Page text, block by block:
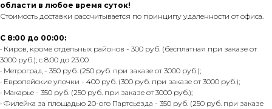
области в любое время суток!
Стоимость доставки рассчитывается по принципу удаленности от офиса.
С 8:00 до 00:00:
• Киров, кроме отдельных районов - 300 руб. (бесплатная при заказе от
3000 руб.); с 8:00 до 23:00
• Метроград - 350 руб. (250 руб. при заказе от 3000 руб.);
• Европейские улочки - 400 руб. (300 руб. при заказе от 3000 руб.);
• Макарье - 350 руб. (250 руб. при заказе от 3000 руб.);
• Филейка за площадью 20-ого Партсьезда - 350 руб. (250 руб. при заказе